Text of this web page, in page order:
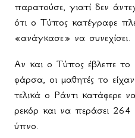
παρατούσε, γιατί δεν
ότι ο Τύπος κατέγραφε
«ανάγκασε» να συνεχίσει.
Αν και ο Τύπος έβλεπε το
φάρσα, οι μαθητές το
τελικά ο Ράντι κατάφερε
ρεκόρ και να περάσει
ύπνο.